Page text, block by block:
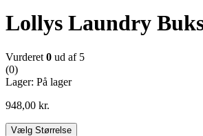
Lollys Laundry
Vurderet 0 ud af 5
(0)
Lager: På lager
948,00 kr.
Vælg Størrelse